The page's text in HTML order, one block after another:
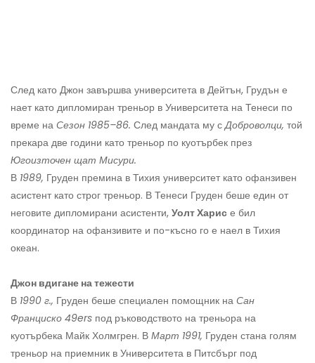
След като Джон завършва университета в Дейтън, Грудън е
нает като дипломиран треньор в Университета на Тенеси по
време на Сезон 1985–86. След мандата му сДоброволци, той
прекара две години като треньор по куотърбек през
Югоизточен щат Мисури.
В 1989, Груден премина в Тихия университет като офанзивен
асистент като строг треньор. В Тенеси Груден беше един от
неговите дипломирани асистенти, Уолт Харис е бил
координатор на офанзивите и по-късно го е наел в Тихия
океан.
Джон вдигане на тежести
В 1990 г., Груден беше специален помощник на Сан
Франциско 49ers под ръководството на треньора на
куотърбека Майк Холмгрен. В Март 1991, Груден стана голям
треньор на приемник в Университета в Питсбърг под